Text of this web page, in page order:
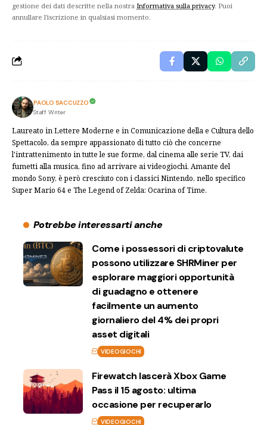
gestione dei dati descritte nella nostra Informativa sulla privacy. Puoi
annullare l'iscrizione in qualsiasi momento.
PAOLO SACCUZZO
Staff Writer
Laureato in Lettere Moderne e in Comunicazione della e Cultura dello
Spettacolo, da sempre appassionato di tutto ciò che concerne
l'intrattenimento in tutte le sue forme, dal cinema alle serie TV, dai
fumetti alla musica, fino ad arrivare ai videogiochi. Amante del
mondo Sony, è però cresciuto con i classici Nintendo, nello specifico
Super Mario 64 e The Legend of Zelda: Ocarina of Time.
Potrebbe interessarti anche
Come i possessori di criptovalute
possono utilizzare SHRMiner per
esplorare maggiori opportunità
di guadagno e ottenere
facilmente un aumento
giornaliero del 4% dei propri
asset digitali
VIDEOGIOCHI
Firewatch lascerà Xbox Game
Pass il 15 agosto: ultima
occasione per recuperarlo
VIDEOGIOCHI